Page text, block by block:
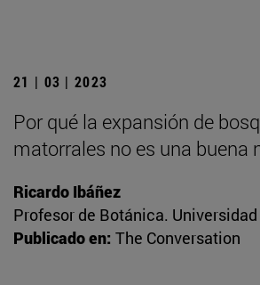
21 | 03 | 2023
Por qué la expansión de
matorrales no es una buena
Ricardo Ibáñez
Profesor de Botánica.
Publicado en: The Conversation